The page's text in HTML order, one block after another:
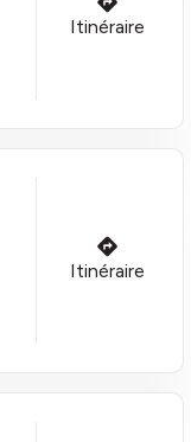
Itinéraire
Itinéraire